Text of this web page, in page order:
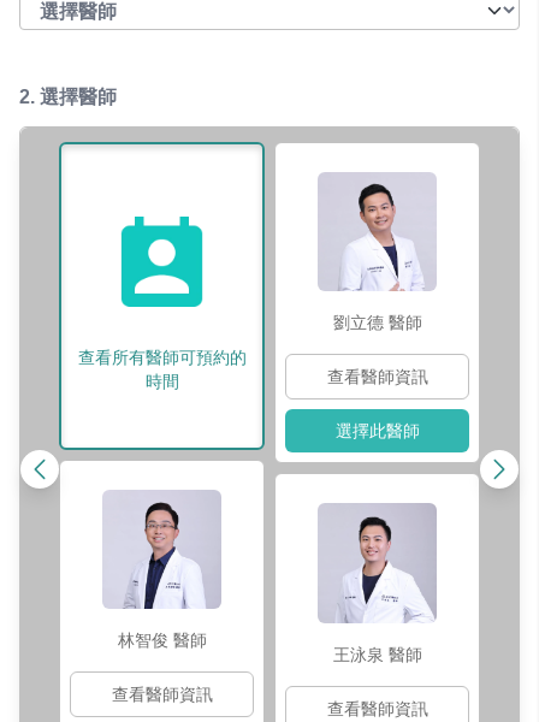
2. 選擇醫師
查看所有醫師可預約的
時間
林智俊 醫師
查看醫師資訊
劉立德 醫師
查看醫師資訊
選擇此醫師
王泳泉 醫師
查看醫師資訊